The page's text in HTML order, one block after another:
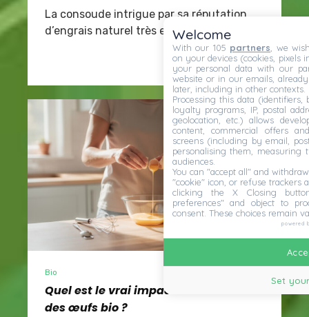
La consoude intrigue par sa réputation
d’engrais naturel très efficace …
Bio
Quel est le vrai impact nutritionnel
des œufs bio ?
Welcome
With our 105 partners , we
on your devices (cookies, pixels
your personal data with our
website or in our emails,
later, including in other contexts.
Processing this data (identifiers,
loyalty programs, IP, postal
geolocation, etc.) allows
content, commercial offers
screens (including by email,
personalising them, measuring
audiences.
You can "accept all" and
"cookie" icon, or refuse trackers
clicking the X Closing
preferences" and object to
consent. These choices remain
powered
Set